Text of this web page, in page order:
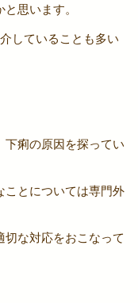
思います。
していることも多い
下痢の原因を探ってい
ことについては専門外
な対応をおこなって